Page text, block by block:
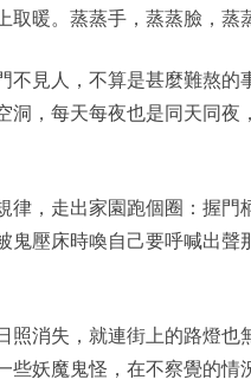
暖。蒸蒸手，蒸蒸臉，蒸
見人，不算是甚麼難熬的
，每天每夜也是同天同
，走出家園跑個圈：握門
壓床時喚自己要呼喊出
消失，就連街上的路燈
妖魔鬼怪，在不察覺的